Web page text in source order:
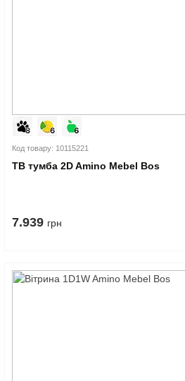
Код товару: 10115221
ТВ тумба 2D Amino Mebel Bos
7.939 грн